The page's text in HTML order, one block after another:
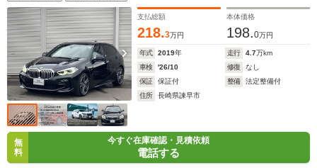
支払総額
218.3万円
本体価格
198.0万円
年式 2019年 走行 4.7万km
車検
'26/10 修復
なし
保証
保証付 整備
法定整備付
住所
長崎県諫早市
無
料
今すぐ在庫確認・見積依頼
電話する